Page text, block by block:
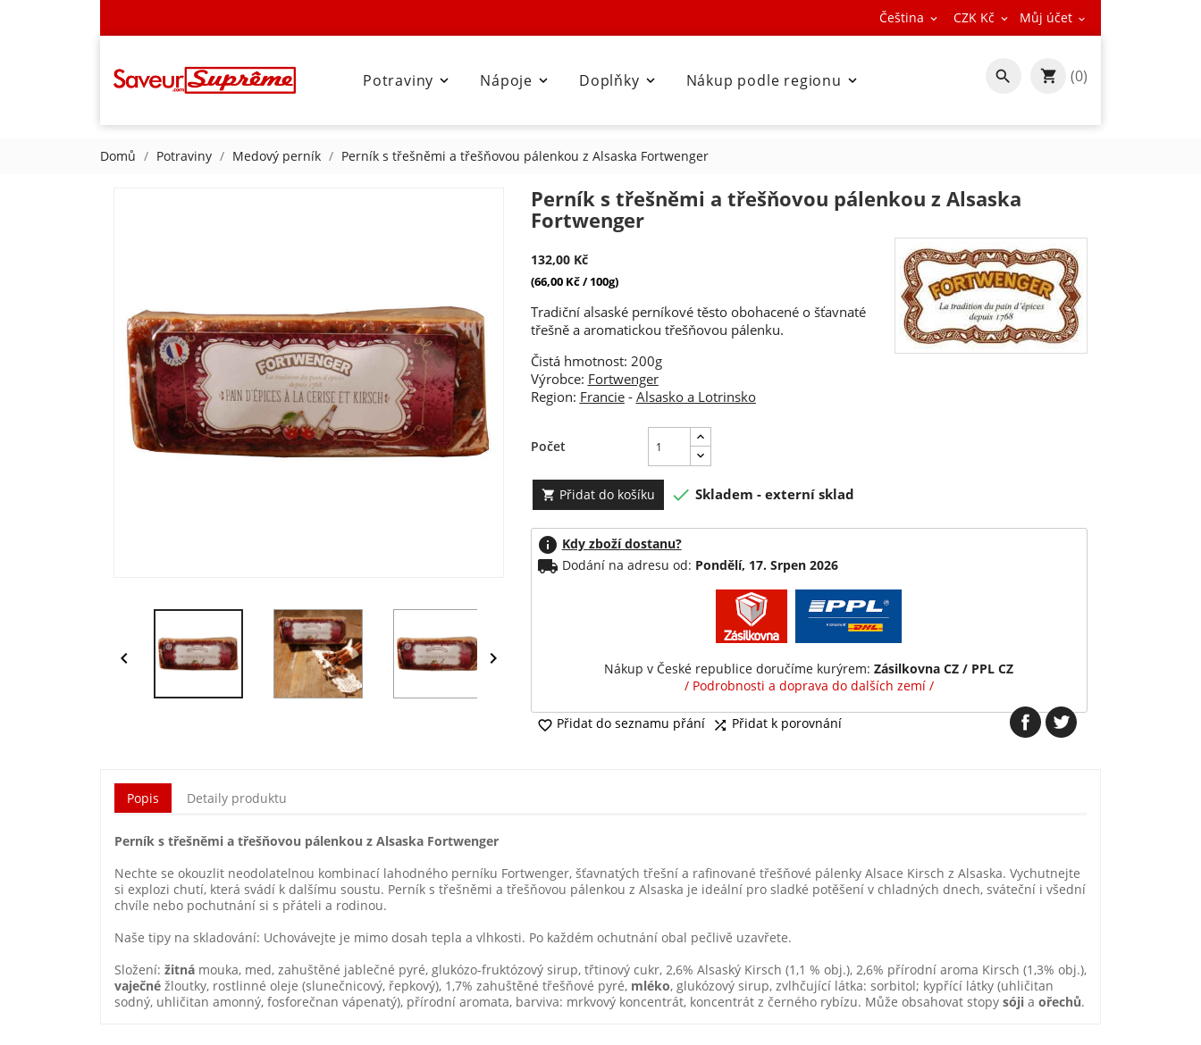
Čeština  CZK Kč  Můj účet 

Potraviny 
Nápoje 
Doplňky 
Nákup podle regionu  (0)
Domů Potraviny Medový perník Perník s třešněmi a třešňovou pálenkou z Alsaska Fortwenger
 
Perník s třešněmi a třešňovou pálenkou z Alsaska
Fortwenger
132,00 Kč
(66,00 Kč / 100g)
Tradiční alsaské perníkové těsto obohacené o šťavnaté
třešně a aromatickou třešňovou pálenku.
Čistá hmotnost: 200g
Výrobce: Fortwenger
Region: Francie- Alsasko a Lotrinsko
Počet
 Přidat do košíku  Skladem - externí sklad
info Kdy zboží dostanu?
local_shipping Dodání na adresu od: Pondělí, 17. Srpen 2026
Nákup v České republice doručíme kurýrem:Zásilkovna CZ / PPL CZ
/ Podrobnosti a doprava do dalších zemí /
 Přidat do seznamu přání  Přidat k porovnání
Popis Detaily produktu
Perník s třešněmi a třešňovou pálenkou z Alsaska Fortwenger
Nechte se okouzlit neodolatelnou kombinací lahodného perníku Fortwenger, šťavnatých třešní a rafinované třešňové pálenky Alsace Kirsch z Alsaska. Vychutnejte
si explozi chutí, která svádí k dalšímu soustu. Perník s třešněmi a třešňovou pálenkou z Alsaska je ideální pro sladké potěšení v chladných dnech, sváteční i všední
chvíle nebo pochutnání si s přáteli a rodinou.
Naše tipy na skladování: Uchovávejte je mimo dosah tepla a vlhkosti. Po každém ochutnání obal pečlivě uzavřete.
Složení: žitná mouka, med, zahuštěné jablečné pyré, glukózo-fruktózový sirup, třtinový cukr, 2,6% Alsaský Kirsch (1,1 % obj.), 2,6% přírodní aroma Kirsch (1,3% obj.),
vaječné žloutky, rostlinné oleje (slunečnicový, řepkový), 1,7% zahuštěné třešňové pyré, mléko, glukózový sirup, zvlhčující látka: sorbitol; kypřící látky (uhličitan
sodný, uhličitan amonný, fosforečnan vápenatý), přírodní aromata, barviva: mrkvový koncentrát, koncentrát z černého rybízu. Může obsahovat stopy sóji a ořechů.